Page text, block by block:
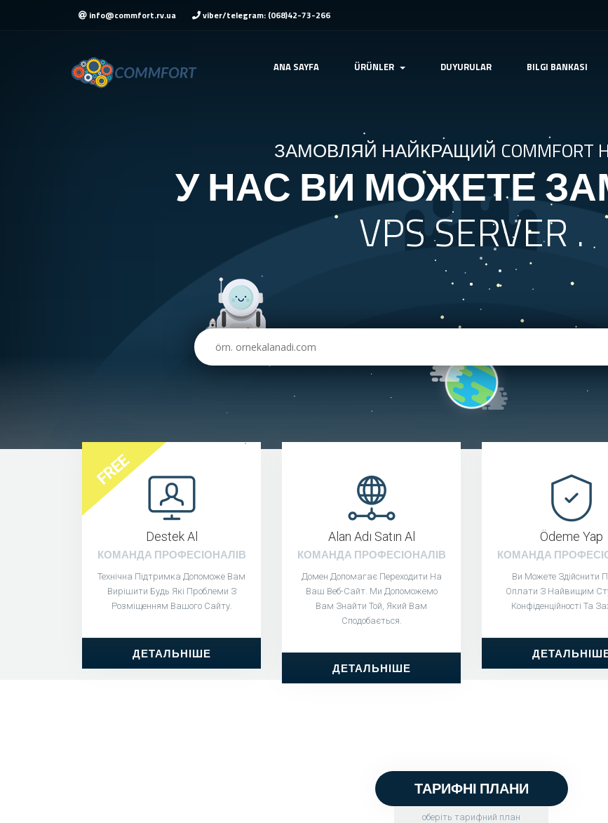
info@commfort.rv.ua viber/telegram: (068)42-73-266
ANA SAYFA ÜRÜNLER DUYURULAR BILGI BANKASI
ЗАМОВЛЯЙ НАЙКРАЩИЙ COMMFORT
У НАС ВИ МОЖЕТЕ
VPS SERVER .
FREE
Destek Al
КОМАНДА ПРОФЕСІОНАЛІВ
Технічна Підтримка Допоможе Вам
Вирішити Будь Які Проблеми З
Розміщенням Вашого Сайту.
ДЕТАЛЬНІШЕ
Alan Adı Satın Al
КОМАНДА ПРОФЕСІОНАЛІВ
Домен Допомагає Переходити На
Ваш Веб-Сайт. Ми Допоможемо
Вам Знайти Той, Який Вам
Сподобається.
ДЕТАЛЬНІШЕ
Ödeme Yap
КОМАНДА
Ви Можете Здійснити
Оплати З Найвищим
Конфіденційності Та
ТАРИФНІ ПЛАНИ
оберіть тарифний план